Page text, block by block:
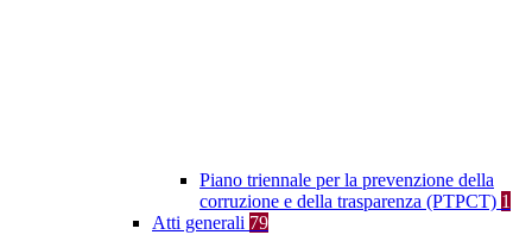
Piano triennale per la prevenzione della
corruzione e della trasparenza (PTPCT) 1
Atti generali 79